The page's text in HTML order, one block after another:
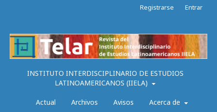
INSTITUTO INTERDISCIPLINARIO DE ESTUDIOS
LATINOAMERICANOS (IIELA)
Actual Archivos Avisos Acerca de
Registrarse Entrar